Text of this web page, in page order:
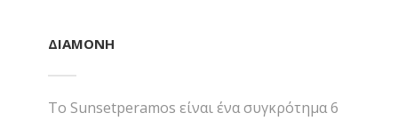
ΔΙΑΜΟΝΗ
Το Sunsetperamos είναι ένα συγκρότημα 6